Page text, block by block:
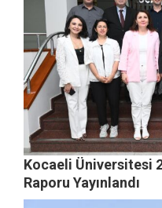
Kocaeli Üniversitesi
Raporu Yayınlandı